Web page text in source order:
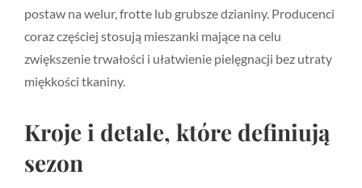
postaw na welur, frotte lub grubsze dzianiny. Producenci
coraz częściej stosują mieszanki mające na celu
zwiększenie trwałości i ułatwienie pielęgnacji bez utraty
miękkości tkaniny.
Kroje i detale, które definiują
sezon